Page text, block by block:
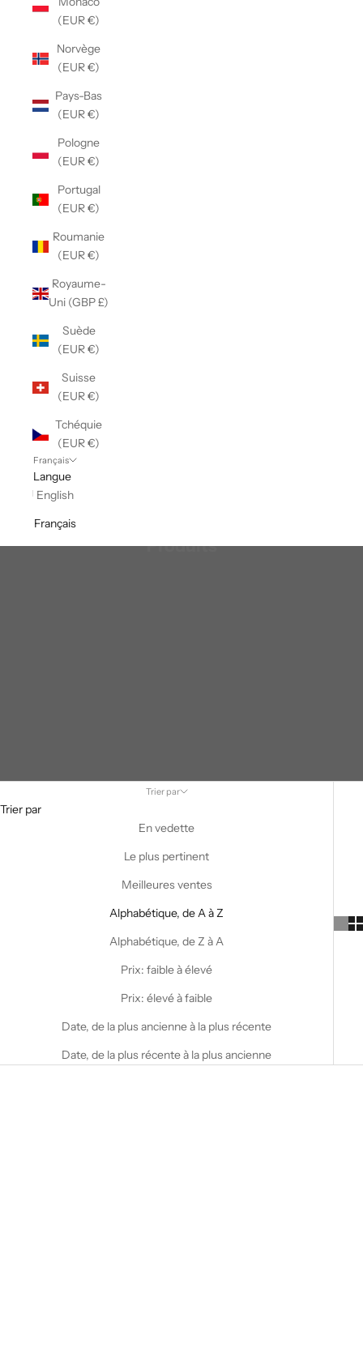
(EUR €)
Norvège
(EUR €)
Pays-Bas
(EUR €)
Pologne
(EUR €)
Portugal
(EUR €)
Roumanie
(EUR €)
Royaume-
Uni (GBP £)
Suède
(EUR €)
Suisse
(EUR €)
Tchéquie
(EUR €)
Français
Langue
English
Français
Produits
Trier par
Trier par
En vedette
Le plus pertinent
Meilleures ventes
Alphabétique, de A à Z
Alphabétique, de Z à A
Prix: faible à élevé
Prix: élevé à faible
Date, de la plus ancienne à la plus récente
Date, de la plus récente à la plus ancienne